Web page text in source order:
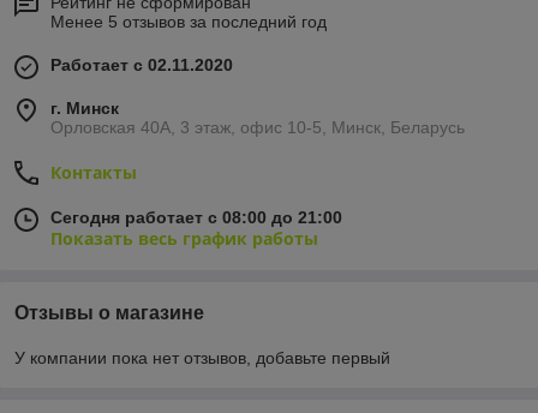
Менее 5 отзывов за последний год
Работает с 02.11.2020
г. Минск
Орловская 40А, 3 этаж, офис 10-5, Минск, Беларусь
Контакты
Сегодня работает с 08:00 до 21:00
Показать весь график работы
Отзывы о магазине
У компании пока нет отзывов, добавьте первый